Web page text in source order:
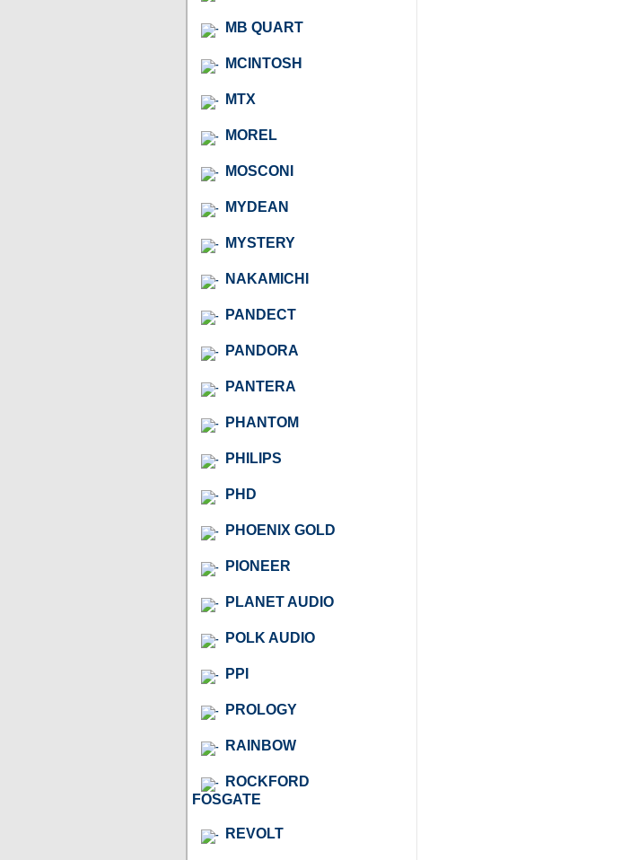
MB QUART
MCINTOSH
MTX
MOREL
MOSCONI
MYDEAN
MYSTERY
NAKAMICHI
PANDECT
PANDORA
PANTERA
PHANTOM
PHILIPS
PHD
PHOENIX GOLD
PIONEER
PLANET AUDIO
POLK AUDIO
PPI
PROLOGY
RAINBOW
ROCKFORD
FOSGATE
REVOLT